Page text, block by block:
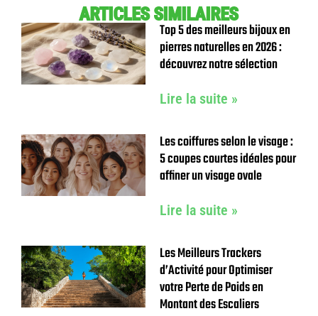
ARTICLES SIMILAIRES
Top 5 des meilleurs bijoux en
pierres naturelles en 2026 :
découvrez notre sélection
Lire la suite »
Les coiffures selon le visage :
5 coupes courtes idéales pour
affiner un visage ovale
Lire la suite »
Les Meilleurs Trackers
d’Activité pour Optimiser
votre Perte de Poids en
Montant des Escaliers